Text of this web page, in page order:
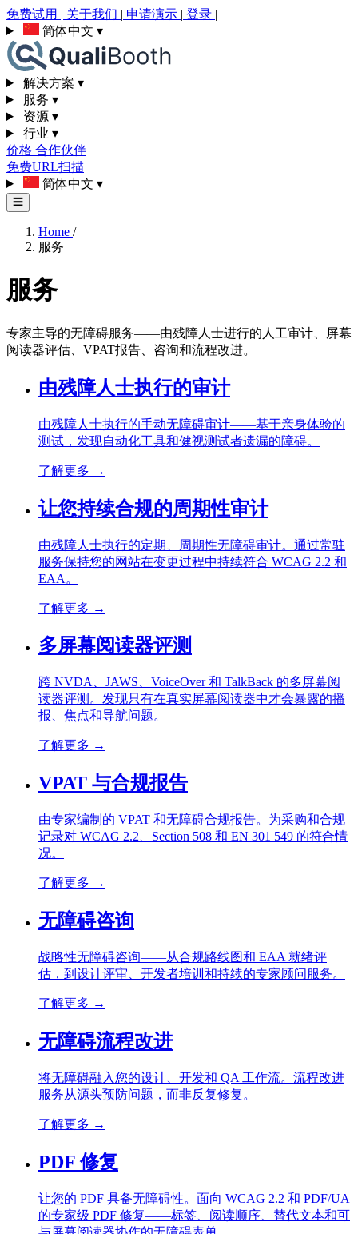
免费试用 | 关于我们 | 申请演示 | 登录 |
简体中文 ▾
解决方案 ▾
服务 ▾
资源 ▾
行业 ▾
价格 合作伙伴
免费URL扫描
简体中文 ▾
☰
Home /
服务
服务
专家主导的无障碍服务——由残障人士进行的人工审计、屏幕
阅读器评估、VPAT报告、咨询和流程改进。
由残障人士执行的审计
由残障人士执行的手动无障碍审计——基于亲身体验的
测试，发现自动化工具和健视测试者遗漏的障碍。
了解更多 →
让您持续合规的周期性审计
由残障人士执行的定期、周期性无障碍审计。通过常驻
服务保持您的网站在变更过程中持续符合 WCAG 2.2 和
EAA。
了解更多 →
多屏幕阅读器评测
跨 NVDA、JAWS、VoiceOver 和 TalkBack 的多屏幕阅
读器评测。发现只有在真实屏幕阅读器中才会暴露的播
报、焦点和导航问题。
了解更多 →
VPAT 与合规报告
由专家编制的 VPAT 和无障碍合规报告。为采购和合规
记录对 WCAG 2.2、Section 508 和 EN 301 549 的符合情
况。
了解更多 →
无障碍咨询
战略性无障碍咨询——从合规路线图和 EAA 就绪评
估，到设计评审、开发者培训和持续的专家顾问服务。
了解更多 →
无障碍流程改进
将无障碍融入您的设计、开发和 QA 工作流。流程改进
服务从源头预防问题，而非反复修复。
了解更多 →
PDF 修复
让您的 PDF 具备无障碍性。面向 WCAG 2.2 和 PDF/UA
的专家级 PDF 修复——标签、阅读顺序、替代文本和可